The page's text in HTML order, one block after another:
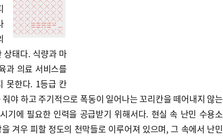
상태다. 식량과 마
과 의료 서비스를
못한다. 1등급 칸
야 하고 주기적으로 폭동이 일어나는 꼬리칸을 떼어내지 않는
기에 필요한 인력을 공급받기 위해서다. 현실 속 난민 수용소
겨우 피할 정도의 천막들로 이루어져 있으며, 그 속에서 난민